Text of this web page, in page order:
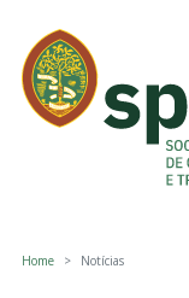
Home Notícias